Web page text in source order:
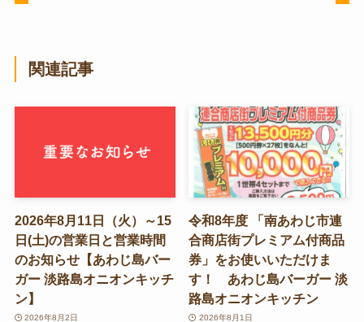
関連記事
2026年8月11日（火）～15
日(土)の営業日と営業時間
のお知らせ【あわじ島バー
ガー 淡路島オニオンキッチ
ン】
2026年8月2日
令和8年度 「南あわじ市連
合商店街プレミアム付商品
券」をお使いいただけま
す！ あわじ島バーガー 淡
路島オニオンキッチン
2026年8月1日